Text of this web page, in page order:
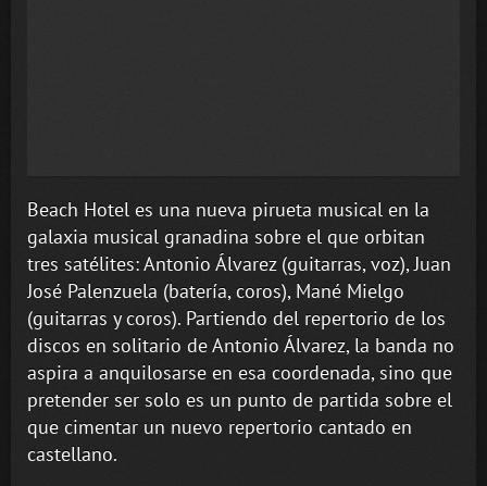
Beach Hotel es una nueva pirueta musical en la
galaxia musical granadina sobre el que orbitan
tres satélites: Antonio Álvarez (guitarras, voz), Juan
José Palenzuela (batería, coros), Mané Mielgo
(guitarras y coros). Partiendo del repertorio de los
discos en solitario de Antonio Álvarez, la banda no
aspira a anquilosarse en esa coordenada, sino que
pretender ser solo es un punto de partida sobre el
que cimentar un nuevo repertorio cantado en
castellano.